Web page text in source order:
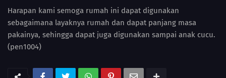
Harapan kami semoga rumah ini dapat digunakan
sebagaimana layaknya rumah dan dapat panjang masa
pakainya, sehingga dapat juga digunakan sampai anak cucu.
(pen1004)